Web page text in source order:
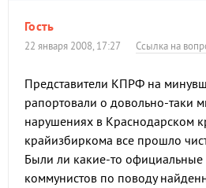
Гость
22 января 2008, 17:27 Ссылка на
Представители КПРФ на
рапортовали о довольно-таки
нарушениях в Краснодарском
крайизбиркома все прошло
Были ли какие-то
коммунистов по поводу